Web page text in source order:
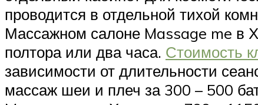
проводится в отдельной тихой
Массажном салоне Massage me в
полтора или два часа. Стоимость
зависимости от длительности
массаж шеи и плеч за 300 – 500